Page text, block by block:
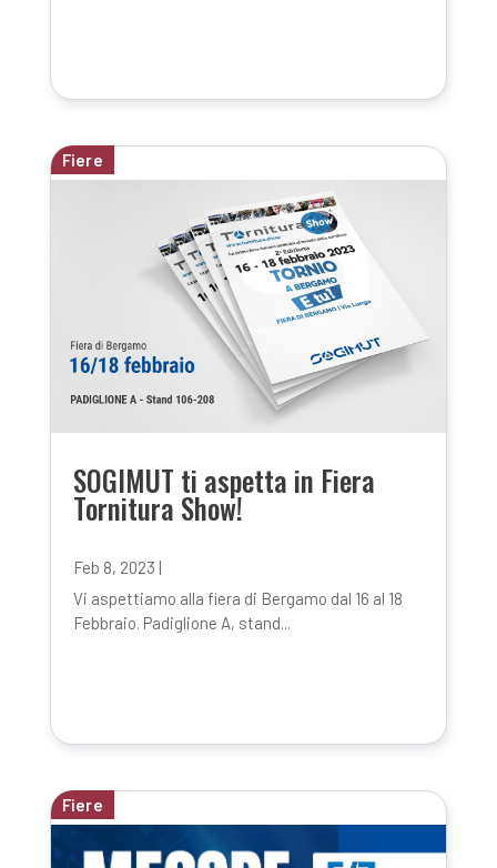
SOGIMUT ti aspetta in Fiera
Tornitura Show!
Feb 8, 2023 |
Fiere
Vi aspettiamo alla fiera di Bergamo dal 16 al 18
Febbraio. Padiglione A, stand...
Fiere